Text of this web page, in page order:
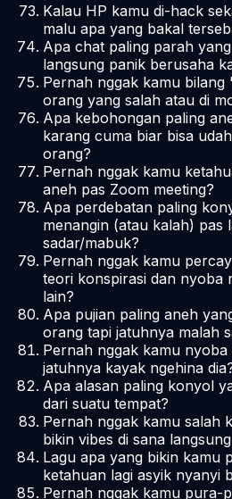
Kalau HP kamu di-hack
malu apa yang bakal
Apa chat paling parah
langsung panik berusaha
Pernah nggak kamu
orang yang salah atau di
Apa kebohongan paling
karang cuma biar bisa
orang?
Pernah nggak kamu
aneh pas Zoom meeting?
Apa perdebatan paling
menangin (atau kalah) pas
sadar/mabuk?
Pernah nggak kamu
teori konspirasi dan nyoba
lain?
Apa pujian paling aneh
orang tapi jatuhnya malah
Pernah nggak kamu
jatuhnya kayak ngehina
Apa alasan paling konyol
dari suatu tempat?
Pernah nggak kamu salah
bikin vibes di sana
Lagu apa yang bikin kamu
ketahuan lagi asyik nyanyi
Pernah nggak kamu pura-